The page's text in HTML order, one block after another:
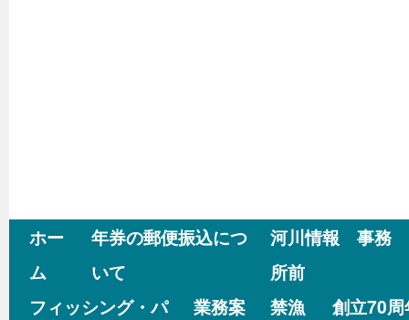
ホー
ム
年券の郵便振込につ
いて
河川情報 事務
所前
フィッシング・パ
業務案
禁漁
創立70